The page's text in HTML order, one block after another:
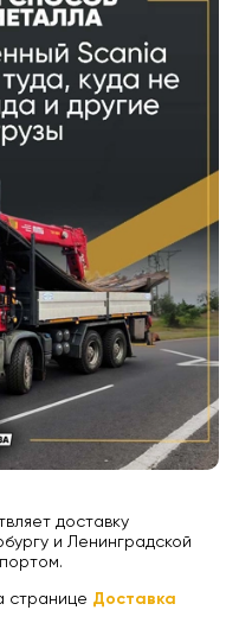
доставку
и Ленинградской
странице Доставка